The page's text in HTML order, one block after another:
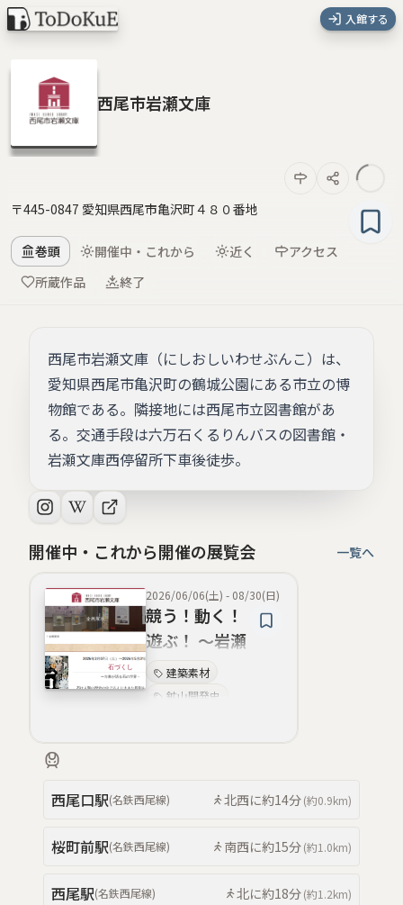
入館する
西尾市岩瀬文庫
〒445-0847 愛知県西尾市亀沢町４８０番地
巻頭 開催中・これから 近く
アクセス
所蔵作品
終了
西尾市岩瀬文庫（にしおしいわせぶんこ）は、
愛知県西尾市亀沢町の鶴城公園にある市立の博
物館である。隣接地には西尾市立図書館があ
る。交通手段は六万石くるりんバスの図書館・
岩瀬文庫西停留所下車後徒歩。
開催中・これから開催の展覧会 一覧へ
2026/06/06(土) - 08/30(日)
競う！動く！
遊ぶ！ ～岩瀬
文庫資料にみ
る江戸時代の
建築素材
鉱山開発史
西尾口駅(名鉄西尾線) 北西に約14分(約0.9km)
桜町前駅(名鉄西尾線) 南西に約15分(約1.0km)
西尾駅(名鉄西尾線) 北に約18分(約1.2km)